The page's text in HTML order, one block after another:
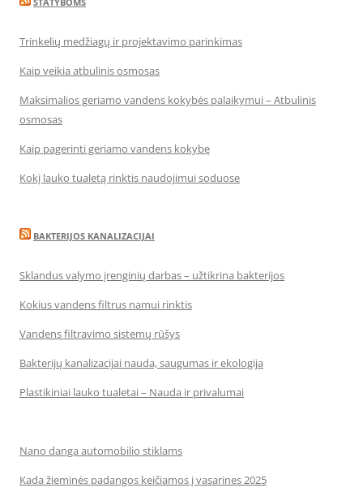
Trinkelių medžiagų ir projektavimo parinkimas
Kaip veikia atbulinis osmosas
Maksimalios geriamo vandens kokybės palaikymui – Atbulinis
osmosas
Kaip pagerinti geriamo vandens kokybę
Kokį lauko tualetą rinktis naudojimui soduose
BAKTERIJOS KANALIZACIJAI
Sklandus valymo įrenginių darbas – užtikrina bakterijos
Kokius vandens filtrus namui rinktis
Vandens filtravimo sistemų rūšys
Bakterijų kanalizacijai nauda, saugumas ir ekologija
Plastikiniai lauko tualetai – Nauda ir privalumai
Nano danga automobilio stiklams
Kada žieminės padangos keičiamos į vasarines 2025